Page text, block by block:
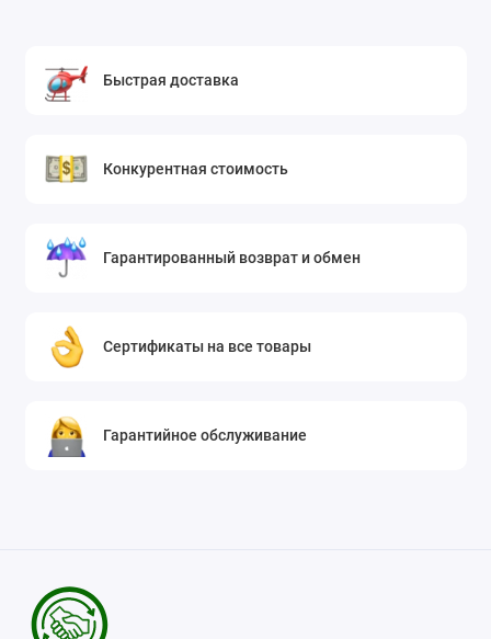
Быстрая доставка
Конкурентная стоимость
Гарантированный возврат и обмен
Сертификаты на все товары
Гарантийное обслуживание